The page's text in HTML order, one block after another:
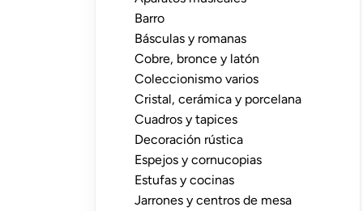
Barro
Básculas y romanas
Cobre, bronce y latón
Coleccionismo varios
Cristal, cerámica y porcelana
Cuadros y tapices
Decoración rústica
Espejos y cornucopias
Estufas y cocinas
Jarrones y centros de mesa